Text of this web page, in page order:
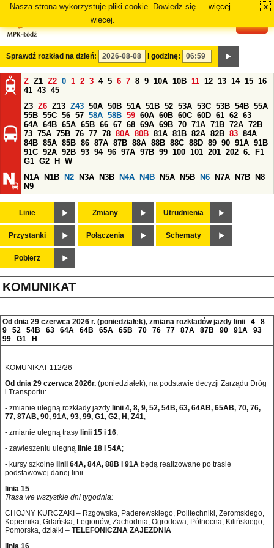
Nasza strona wykorzystuje pliki cookie. Dowiedz się
więcej.
więcej x
Sprawdź rozkład na dzień: i godzinę:
Z Z1 Z2 0 1 2 3 4 5 6 7 8 9 10A 10B 11 12 13 14 15 16
41 43 45
Z3 Z6 Z13 Z43 50A 50B 51A 51B 52 53A 53C 53B 54B 55A
55B 55C 56 57 58A 58B 59 60A 60B 60C 60D 61 62 63
64A 64B 65A 65B 66 67 68 69A 69B 70 71A 71B 72A 72B
73 75A 75B 76 77 78 80A 80B 81A 81B 82A 82B 83 84A
84B 85A 85B 86 87A 87B 88A 88B 88C 88D 89 90 91A 91B
91C 92A 92B 93 94 96 97A 97B 99 100 101 201 202 6.
F1
G1 G2 H
W
N1A
N1B N2 N3A N3B N4A N4B N5A N5B N6 N7A N7B
N8
N9
Linie Zmiany Utrudnienia
Przystanki Połączenia Schematy
Pobierz
KOMUNIKAT
Od dnia 29 czerwca 2026 r. (poniedziałek), zmiana rozkładów jazdy linii 4
8
9
52 54B 63 64A 64B 65A 65B 70 76 77 87A 87B 90 91A
93
99
G1 H
KOMUNIKAT 112/26
Od dnia 29 czerwca 2026r. (poniedziałek), na podstawie decyzji Zarządu Dróg
i Transportu:
- zmianie ulegną rozkłady jazdy linii 4, 8, 9, 52, 54B, 63, 64AB, 65AB, 70, 76,
77, 87AB, 90, 91A, 93, 99, G1, G2, H, Z41;
- zmianie ulegną trasy linii 15 i 16;
- zawieszeniu ulegną linie 18 i 54A;
- kursy szkolne linii 64A, 84A, 88B i 91A będą realizowane po trasie
podstawowej danej linii.
linia 15
Trasa we wszystkie dni tygodnia:
CHOJNY KURCZAKI – Rzgowska, Paderewskiego, Politechniki, Żeromskiego,
Kopernika, Gdańska, Legionów, Zachodnia, Ogrodowa, Północna, Kilińskiego,
Pomorska, działki – TELEFONICZNA ZAJEZDNIA
linia 16